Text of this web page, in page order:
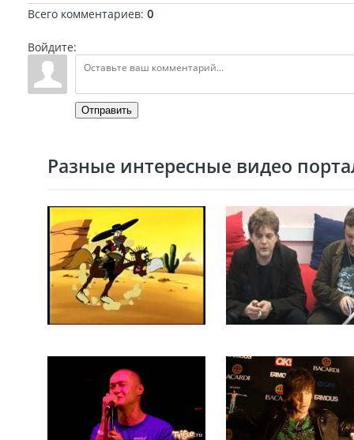
Всего комментариев: 0
Войдите:
Отправить
Разные интересные видео